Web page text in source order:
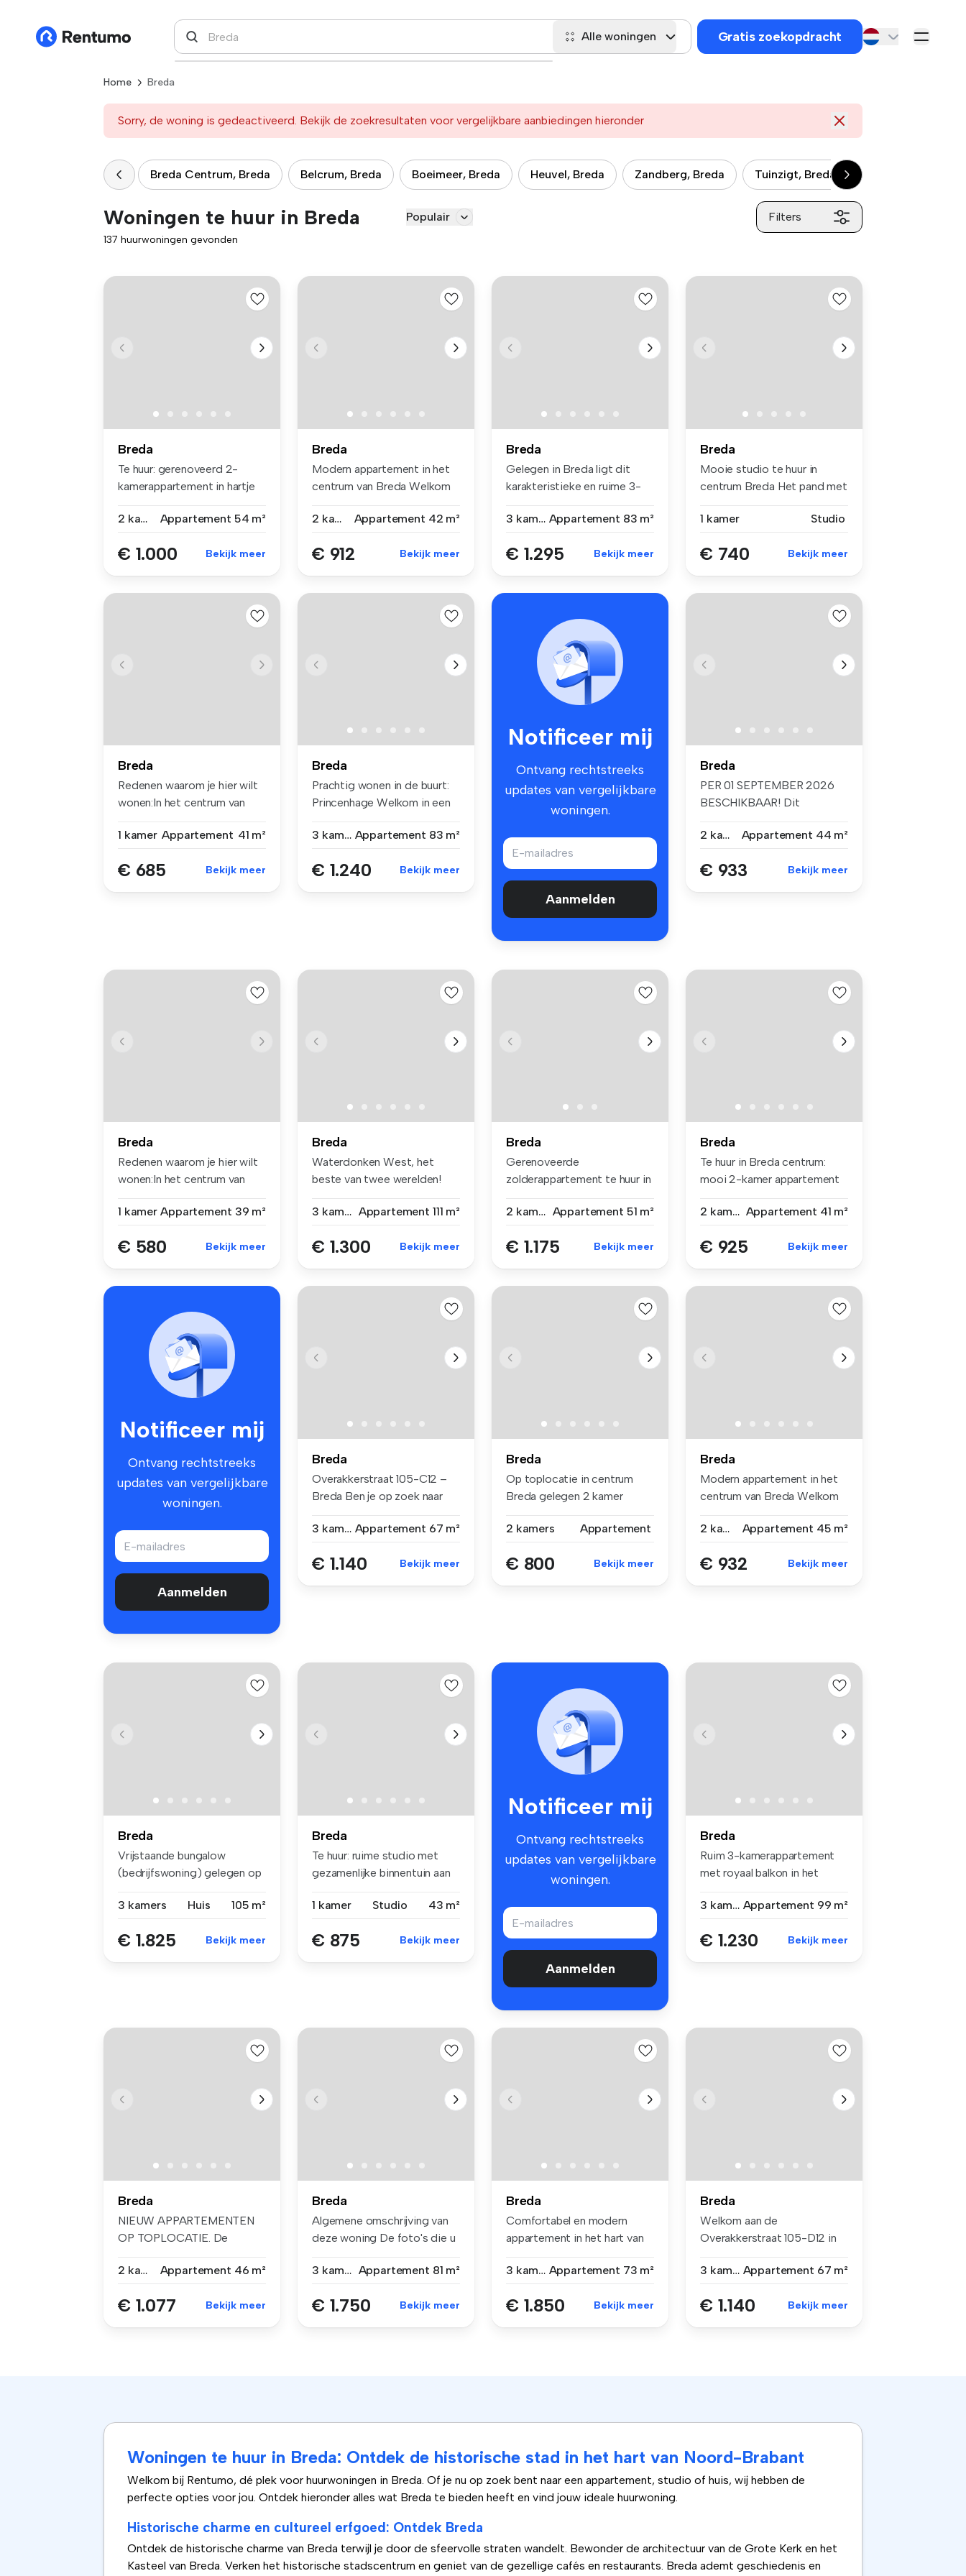
Alle woningen Gratis zoekopdracht
Home Breda
Sorry, de woning is gedeactiveerd. Bekijk de zoekresultaten voor vergelijkbare aanbiedingen hieronder
Breda Centrum, Breda Belcrum, Breda Boeimeer, Breda Heuvel, Breda Zandberg, Breda Tuinzigt, Breda
Woningen te huur in Breda Populair Filters
137 huurwoningen gevonden
Breda
Te huur: gerenoveerd 2-
kamerappartement in hartje
2 kamers
Appartement 54 m²
€ 1.000 Bekijk meer
Breda
Modern appartement in het
centrum van Breda Welkom
2 kamers
Appartement 42 m²
€ 912 Bekijk meer
Breda
Gelegen in Breda ligt dit
karakteristieke en ruime 3-
3 kamers Appartement 83 m²
€ 1.295 Bekijk meer
Breda
Mooie studio te huur in
centrum Breda Het pand met
1 kamer
Studio
€ 740 Bekijk meer
Breda
Redenen waarom je hier wilt
wonen:In het centrum van
1 kamer Appartement 41 m²
€ 685 Bekijk meer
Breda
Prachtig wonen in de buurt:
Princenhage Welkom in een
3 kamers Appartement 83 m²
€ 1.240 Bekijk meer
Notificeer mij
Ontvang rechtstreeks
updates van vergelijkbare
woningen.
Aanmelden
Breda
PER 01 SEPTEMBER 2026
BESCHIKBAAR! Dit
2 kamers
Appartement 44 m²
€ 933 Bekijk meer
Breda
Redenen waarom je hier wilt
wonen:In het centrum van
1 kamer Appartement 39 m²
€ 580 Bekijk meer
Breda
Waterdonken West, het
beste van twee werelden!
3 kamers Appartement 111 m²
€ 1.300 Bekijk meer
Breda
Gerenoveerde
zolderappartement te huur in
2 kamers Appartement 51 m²
€ 1.175 Bekijk meer
Breda
Te huur in Breda centrum:
mooi 2-kamer appartement
2 kamers Appartement 41 m²
€ 925 Bekijk meer
Notificeer mij
Ontvang rechtstreeks
updates van vergelijkbare
woningen.
Aanmelden
Breda
Overakkerstraat 105-C12 –
Breda Ben je op zoek naar
3 kamers Appartement 67 m²
€ 1.140 Bekijk meer
Breda
Op toplocatie in centrum
Breda gelegen 2 kamer
2 kamers
Appartement
€ 800 Bekijk meer
Breda
Modern appartement in het
centrum van Breda Welkom
2 kamers
Appartement 45 m²
€ 932 Bekijk meer
Breda
Vrijstaande bungalow
(bedrijfswoning) gelegen op
3 kamers
Huis 105 m²
€ 1.825 Bekijk meer
Breda
Te huur: ruime studio met
gezamenlijke binnentuin aan
1 kamer
Studio 43 m²
€ 875 Bekijk meer
Notificeer mij
Ontvang rechtstreeks
updates van vergelijkbare
woningen.
Aanmelden
Breda
Ruim 3-kamerappartement
met royaal balkon in het
3 kamers Appartement 99 m²
€ 1.230 Bekijk meer
Breda
NIEUW APPARTEMENTEN
OP TOPLOCATIE. De
2 kamers
Appartement 46 m²
€ 1.077 Bekijk meer
Breda
Algemene omschrijving van
deze woning De foto's die u
3 kamers Appartement 81 m²
€ 1.750 Bekijk meer
Breda
Comfortabel en modern
appartement in het hart van
3 kamers Appartement 73 m²
€ 1.850 Bekijk meer
Breda
Welkom aan de
Overakkerstraat 105-D12 in
3 kamers Appartement 67 m²
€ 1.140 Bekijk meer
Woningen te huur in Breda: Ontdek de historische stad in het hart van Noord-Brabant
Welkom bij Rentumo, dé plek voor huurwoningen in Breda. Of je nu op zoek bent naar een appartement, studio of huis, wij hebben de
perfecte opties voor jou. Ontdek hieronder alles wat Breda te bieden heeft en vind jouw ideale huurwoning.
Historische charme en cultureel erfgoed: Ontdek Breda
Ontdek de historische charme van Breda terwijl je door de sfeervolle straten wandelt. Bewonder de architectuur van de Grote Kerk en het
Kasteel van Breda. Verken het historische stadscentrum en geniet van de gezellige cafés en restaurants. Breda ademt geschiedenis en